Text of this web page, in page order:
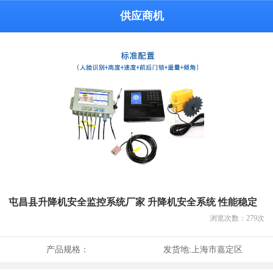
供应商机
屯昌县升降机安全监控系统厂家 升降机安全系统 性能稳定
浏览次数： 279次
产品规格： 发货地:上海市嘉定区